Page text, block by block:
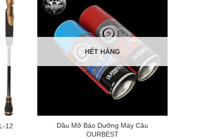
12
HẾT HÀNG
Dầu Mỡ Bảo Dưỡng Máy Câu
OURBEST